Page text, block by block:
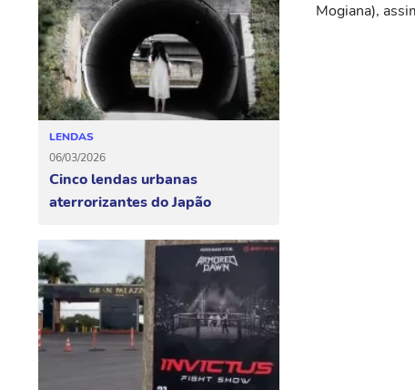
LENDAS
06/03/2026
Cinco lendas urbanas
aterrorizantes do Japão
Mogiana),